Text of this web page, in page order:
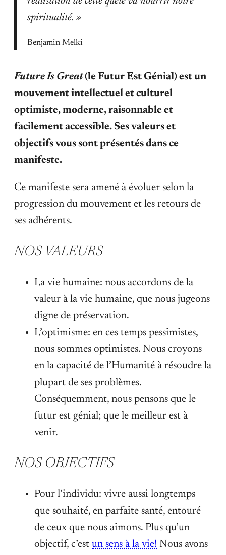
spiritualité. »
Benjamin Melki
Future Is Great(le Futur Est Génial) est un
mouvement intellectuel et culturel
optimiste, moderne, raisonnable et
facilement accessible. Ses valeurs et
objectifs vous sont présentés dans ce
manifeste.
Ce manifeste sera amené à évoluer selon la
progression du mouvement et les retours de
ses adhérents.
NOS VALEURS
La vie humaine: nous accordons de la
valeur à la vie humaine, que nous jugeons
digne de préservation.
L’optimisme: en ces temps pessimistes,
nous sommes optimistes. Nous croyons
en la capacité de l’Humanité à résoudre la
plupart de ses problèmes.
Conséquemment, nous pensons que le
futur est génial; que le meilleur est à
venir.
NOS OBJECTIFS
Pour l’individu: vivre aussi longtemps
que souhaité, en parfaite santé, entouré
de ceux que nous aimons. Plus qu’un
objectif, c’est un sens à la vie! Nous avons